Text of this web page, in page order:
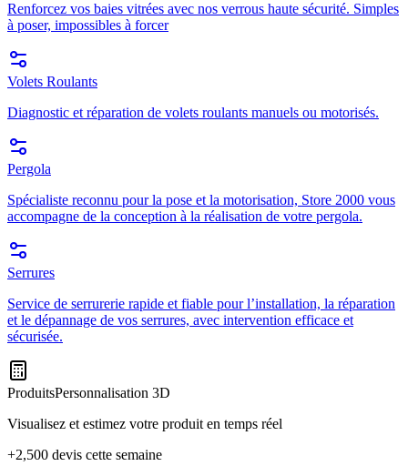
Renforcez vos baies vitrées avec nos verrous haute sécurité. Simples
à poser, impossibles à forcer
Volets Roulants
Diagnostic et réparation de volets roulants manuels ou motorisés.
Pergola
Spécialiste reconnu pour la pose et la motorisation, Store 2000 vous
accompagne de la conception à la réalisation de votre pergola.
Serrures
Service de serrurerie rapide et fiable pour l’installation, la réparation
et le dépannage de vos serrures, avec intervention efficace et
sécurisée.
ProduitsPersonnalisation 3D
Visualisez et estimez votre produit en temps réel
+2,500 devis cette semaine